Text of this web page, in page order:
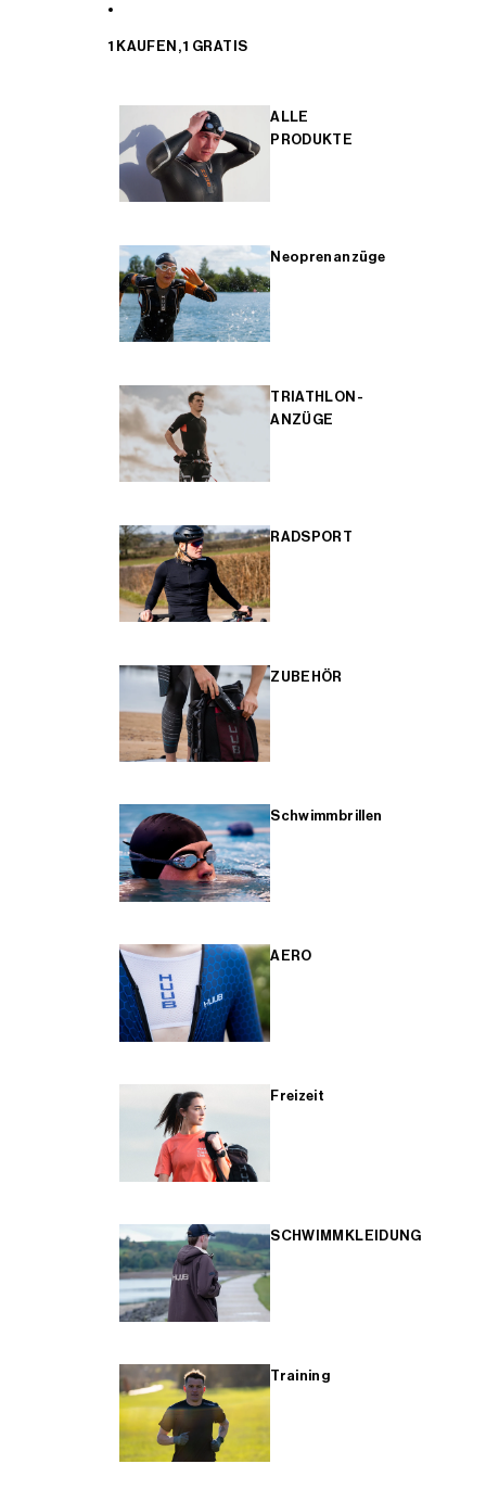
1 KAUFEN, 1 GRATIS
ALLE
PRODUKTE
Neoprenanzüge
TRIATHLON-
ANZÜGE
RADSPORT
ZUBEHÖR
Schwimmbrillen
AERO
Freizeit
SCHWIMMKLEIDUNG
Training